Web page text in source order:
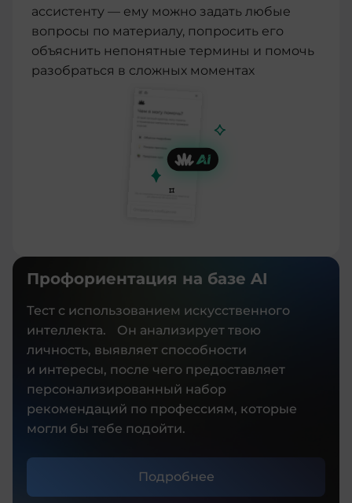
ассистенту — ему можно задать любые
вопросы по материалу, попросить его
объяснить непонятные термины и помочь
разобраться в сложных моментах
Профориентация на базе AI
Тест с использованием искусственного
интеллекта. Он анализирует твою
личность, выявляет способности
и интересы, после чего предоставляет
персонализированный набор
рекомендаций по профессиям, которые
могли бы тебе подойти.
Подробнее